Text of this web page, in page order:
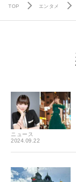
TOP エンタメ
ニュース
2024.09.22